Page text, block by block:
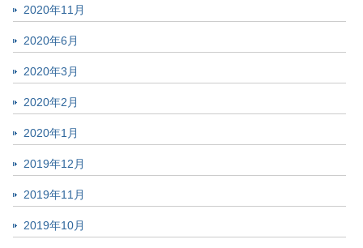
2020年11月
2020年6月
2020年3月
2020年2月
2020年1月
2019年12月
2019年11月
2019年10月